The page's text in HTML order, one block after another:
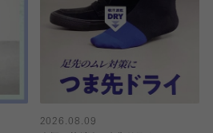
2026.08.09